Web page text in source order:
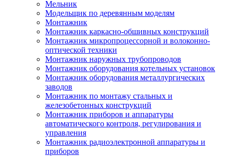
Мельник
Модельщик по деревянным моделям
Монтажник
Монтажник каркасно-обшивных конструкций
Монтажник микропроцессорной и волоконно-
оптической техники
Монтажник наружных трубопроводов
Монтажник оборудования котельных установок
Монтажник оборудования металлургических
заводов
Монтажник по монтажу стальных и
железобетонных конструкций
Монтажник приборов и аппаратуры
автоматического контроля, регулирования и
управления
Монтажник радиоэлектронной аппаратуры и
приборов